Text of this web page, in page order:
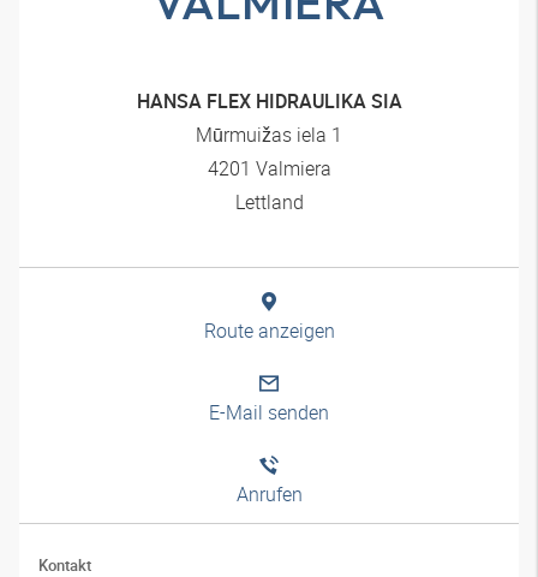
HANSA FLEX HIDRAULIKA SIA
Mūrmuižas iela 1
4201 Valmiera
Lettland
Route anzeigen
E-Mail senden
Anrufen
Kontakt